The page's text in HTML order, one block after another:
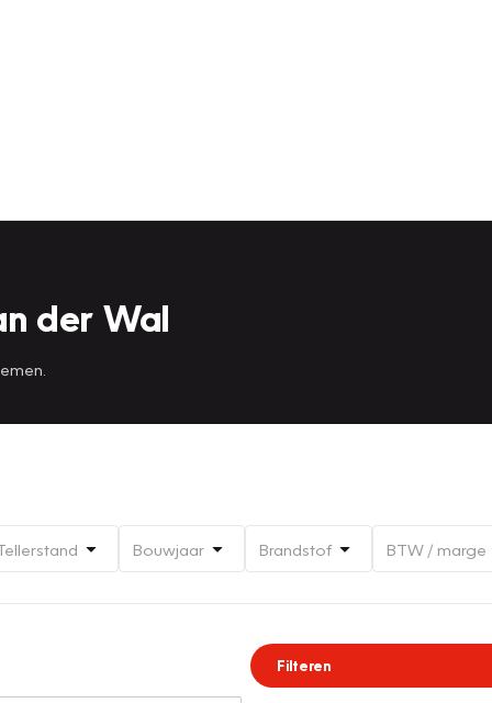
der Wal
Bouwjaar Brandstof BTW / marge
Filteren